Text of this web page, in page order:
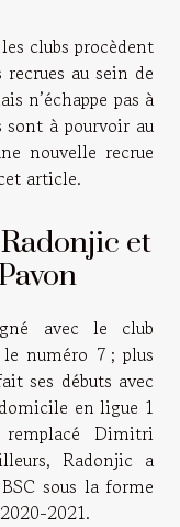
clubs procèdent
au sein de
n’échappe pas à
sont à pourvoir au
nouvelle recrue
article.
et
avec le club
numéro 7 ; plus
ses débuts avec
en ligue 1
Dimitri
Radonjic a
sous la forme
2021.